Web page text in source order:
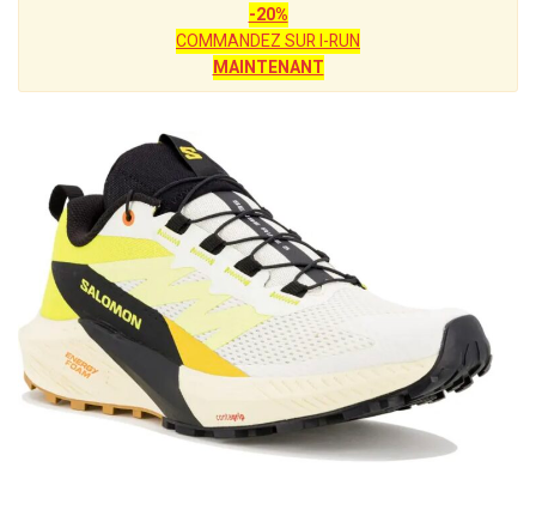
-20%
COMMANDEZ SUR I-RUN
MAINTENANT